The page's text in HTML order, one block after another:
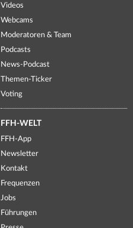
Videos
Webcams
Moderatoren & Team
Podcasts
News-Podcast
Themen-Ticker
Voting
FFH-WELT
FFH-App
Newsletter
Kontakt
Frequenzen
Jobs
Führungen